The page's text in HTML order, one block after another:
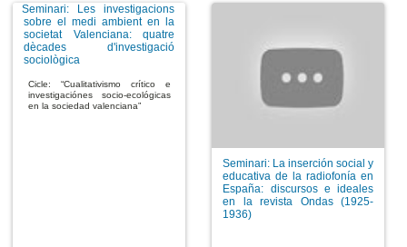
Seminari: Les investigacions
sobre el medi ambient en la
societat Valenciana: quatre
dècades d'investigació
sociològica
Cicle: “Cualitativismo crítico e
investigaciónes socio-ecológicas
en la sociedad valenciana”
Seminari: La inserción social y
educativa de la radiofonía en
España: discursos e ideales
en la revista Ondas (1925-
1936)